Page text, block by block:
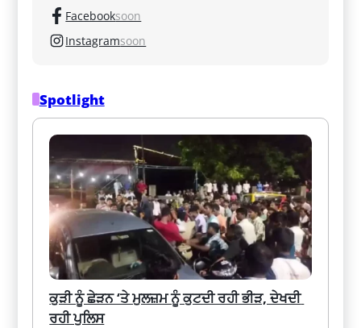
Facebooksoon
Instagramsoon
Spotlight
ਕੁੜੀ ਨੂੰ ਛੇੜਨ ‘ਤੇ ਮੁਲਜ਼ਮ ਨੂੰ ਕੁਟਦੀ ਰਹੀ ਭੀੜ, ਦੇਖਦੀ
ਰਹੀ ਪੁਲਿਸ